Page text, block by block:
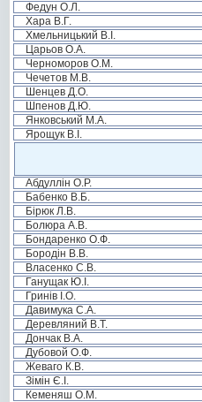
Федун О.Л.
Хара В.Г.
Хмельницький В.І.
Царьов О.А.
Черноморов О.М.
Чечетов М.В.
Шенцев Д.О.
Шпенов Д.Ю.
Янковський М.А.
Ярощук В.І.
Абдуллін О.Р.
Бабенко В.Б.
Бірюк Л.В.
Болюра А.В.
Бондаренко О.Ф.
Бородін В.В.
Власенко С.В.
Ганущак Ю.І.
Гринів І.О.
Давимука С.А.
Деревляний В.Т.
Дончак В.А.
Дубовой О.Ф.
Жеваго К.В.
Зімін Є.І.
Кеменяш О.М.